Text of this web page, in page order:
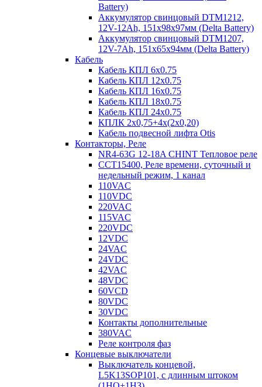
Battery)
Аккумулятор свинцовый DTM1212,
12V-12Ah, 151х98х97мм (Delta Battery)
Аккумулятор свинцовый DTM1207,
12V-7Ah, 151х65х94мм (Delta Battery)
Кабель
Кабель КПЛ 6х0.75
Кабель КПЛ 12х0.75
Кабель КПЛ 16х0.75
Кабель КПЛ 18х0.75
Кабель КПЛ 24х0.75
КПЛК 2х0,75+4х(2х0,20)
Кабель подвесной лифта Otis
Контакторы, Реле
NR4-63G 12-18A CHINT Тепловое реле
CCT15400, Реле времени, суточный и
недельный режим, 1 канал
110VAC
110VDC
220VAC
115VAC
220VDC
12VDC
24VAC
24VDC
42VAC
48VDC
60VCD
80VDC
30VDC
Контакты дополнительные
380VAC
Реле контроля фаз
Концевые выключатели
Выключатель концевой,
L5K13SOP101, с длинным штоком